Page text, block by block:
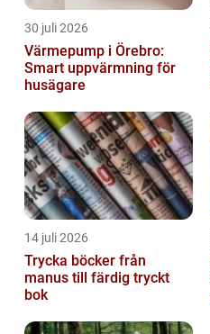
30 juli 2026
Värmepump i Örebro:
Smart uppvärmning för
husägare
14 juli 2026
Trycka böcker från
manus till färdig tryckt
bok